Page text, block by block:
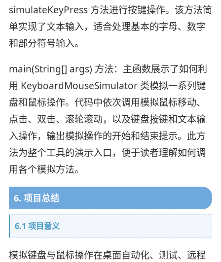
simulateKeyPress 方法进行按键操作。该方法简
单实现了文本输入，适合处理基本的字母、数字
和部分符号输入。
main(String[] args) 方法：主函数展示了如何利
用 KeyboardMouseSimulator 类模拟一系列键
盘和鼠标操作。代码中依次调用模拟鼠标移动、
点击、双击、滚轮滚动，以及键盘按键和文本输
入操作，输出模拟操作的开始和结束提示。此方
法为整个工具的演示入口，便于读者理解如何调
用各个模拟方法。
6. 项目总结
6.1 项目意义
模拟键盘与鼠标操作在桌面自动化、测试、远程